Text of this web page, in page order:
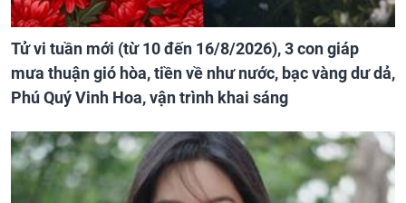
Tử vi tuần mới (từ 10 đến 16/8/2026), 3 con giáp
mưa thuận gió hòa, tiền về như nước, bạc vàng dư dả,
Phú Quý Vinh Hoa, vận trình khai sáng